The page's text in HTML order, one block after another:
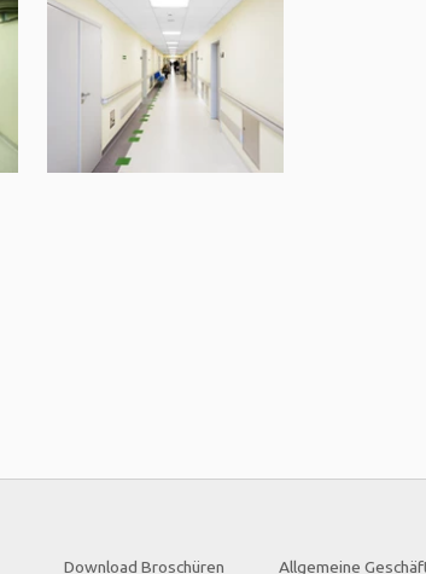
Download Broschüren Allgemeine